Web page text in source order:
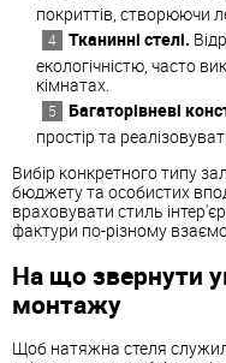
покриттів, створюючи
Тканинні стелі.
екологічністю, часто
кімнатах.
Багаторівневі
простір та
Вибір конкретного типу
бюджету та особистих
враховувати стиль
фактури по-різному
На що звернути
монтажу
Щоб натяжна стеля